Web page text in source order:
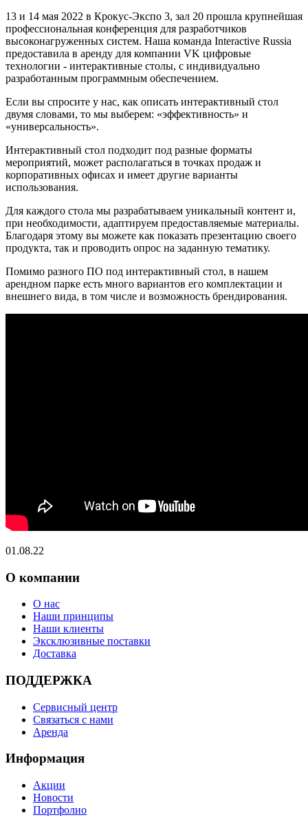
13 и 14 мая 2022 в Крокус-Экспо 3, зал 20 прошла крупнейшая
профессиональная конференция для разработчиков
высоконагруженных систем. Наша команда Interactive Russia
предоставила в аренду для компании VK цифровые
технологии - интерактивные столы, с индивидуально
разработанным программным обеспечением.
Если вы спросите у нас, как описать интерактивный стол
двумя словами, то мы выберем: «эффективность» и
«универсальность».
Интерактивный стол подходит под разные форматы
мероприятий, может располагаться в точках продаж и
корпоративных офисах и имеет другие варианты
использования.
Для каждого стола мы разрабатываем уникальный контент и,
при необходимости, адаптируем предоставляемые материалы.
Благодаря этому вы можете как показать презентацию своего
продукта, так и проводить опрос на заданную тематику.
Помимо разного ПО под интерактивный стол, в нашем
арендном парке есть много вариантов его комплектации и
внешнего вида, в том числе и возможность брендирования.
01.08.22
О компании
О нас
Наши принципы
Наши клиенты
Эксклюзивные поставки
Доставка
ПОДДЕРЖКА
Сервисный центр
Связаться с нами
Аренда
Информация
Акции
Новости
Портфолио